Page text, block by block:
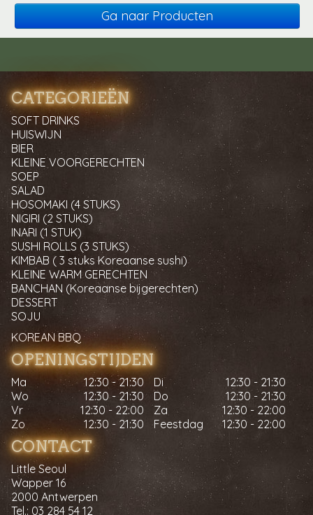
Ga naar Producten
CATEGORIEËN
SOFT DRINKS
HUISWIJN
BIER
KLEINE VOORGERECHTEN
SOEP
SALAD
HOSOMAKI (4 STUKS)
NIGIRI (2 STUKS)
INARI (1 STUK)
SUSHI ROLLS (3 STUKS)
KIMBAB ( 3 stuks Koreaanse sushi)
KLEINE WARM GERECHTEN
BANCHAN (Koreaanse bijgerechten)
DESSERT
SOJU
KOREAN BBQ
OPENINGSTIJDEN
Ma 12:30 - 21:30 Di
12:30 - 21:30
Wo
12:30 - 21:30 Do
12:30 - 21:30
Vr
12:30 - 22:00 Za
12:30 - 22:00
Zo
12:30 - 21:30 Feestdag 12:30 - 22:00
CONTACT
Little Seoul
Wapper 16
2000 Antwerpen
Tel.: 03 284 54 12